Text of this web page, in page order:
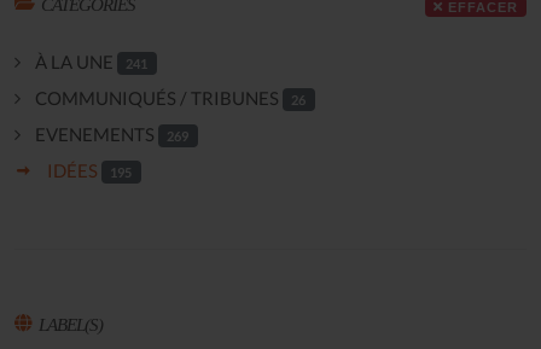
CATÉGORIES EFFACER
À LA UNE 241
COMMUNIQUÉS / TRIBUNES 26
EVENEMENTS 269
IDÉES 195
LABEL(S)